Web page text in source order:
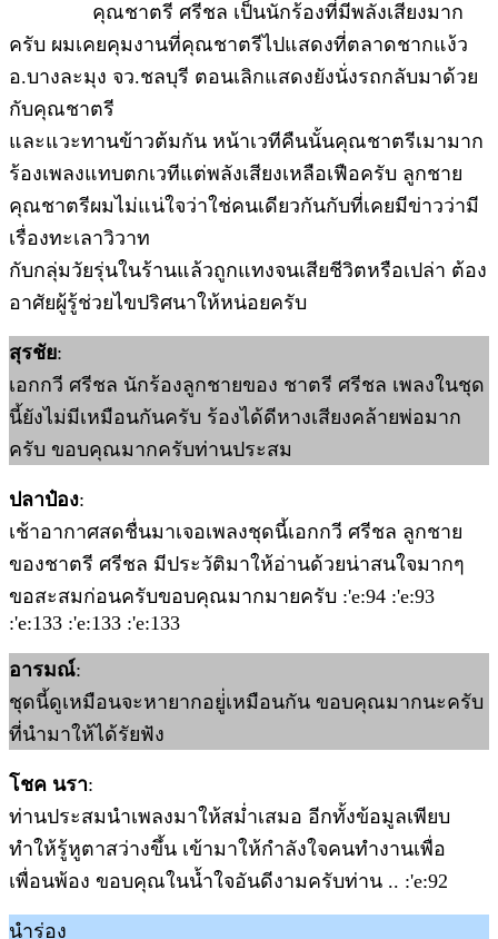
คุณชาตรี ศรีชล เป็นนักร้องที่มีพลังเสียงมาก
ครับ ผมเคยคุมงานที่คุณชาตรีไปแสดงที่ตลาดชากแง้ว
อ.บางละมุง จว.ชลบุรี ตอนเลิกแสดงยังนั่งรถกลับมาด้วย
กับคุณชาตรี
และแวะทานข้าวต้มกัน หน้าเวทีคืนนั้นคุณชาตรีเมามาก
ร้องเพลงแทบตกเวทีแต่พลังเสียงเหลือเฟือครับ ลูกชาย
คุณชาตรีผมไม่แน่ใจว่าใช่คนเดียวกันกับที่เคยมีข่าวว่ามี
เรื่องทะเลาวิวาท
กับกลุ่มวัยรุ่นในร้านแล้วถูกแทงจนเสียชีวิตหรือเปล่า ต้อง
อาศัยผู้รู้ช่วยไขปริศนาให้หน่อยครับ
สุรชัย:
เอกกวี ศรีชล นักร้องลูกชายของ ชาตรี ศรีชล เพลงในชุด
นี้ยังไม่มีเหมือนกันครับ ร้องได้ดีหางเสียงคล้ายพ่อมาก
ครับ ขอบคุณมากครับท่านประสม
ปลาป๋อง:
เช้าอากาศสดชื่นมาเจอเพลงชุดนี้เอกกวี ศรีชล ลูกชาย
ของชาตรี ศรีชล มีประวัติมาให้อ่านด้วยน่าสนใจมากๆ
ขอสะสมก่อนครับขอบคุณมากมายครับ :'e:94 :'e:93
:'e:133 :'e:133 :'e:133
อารมณ์:
ชุดนี้ดูเหมือนจะหายากอยู่่เหมือนกัน ขอบคุณมากนะครับ
ที่นำมาให้ได้รัยฟัง
โชค นรา:
ท่านประสมนำเพลงมาให้สม่ำเสมอ อีกทั้งข้อมูลเพียบ
ทำให้รู้หูตาสว่างขึ้น เข้ามาให้กำลังใจคนทำงานเพื่อ
เพื่อนพ้อง ขอบคุณในน้ำใจอันดีงามครับท่าน .. :'e:92
นำร่อง